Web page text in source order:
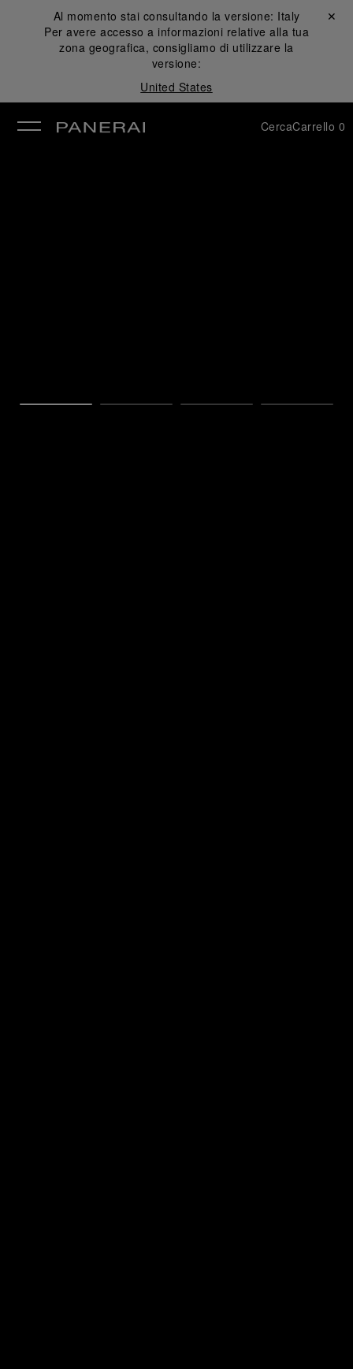
Al momento stai consultando la versione: Italy
Per avere accesso a informazioni relative alla tua
zona geografica, consigliamo di utilizzare la
versione:
United States
Chiudi ✕
CercaCarrello 0